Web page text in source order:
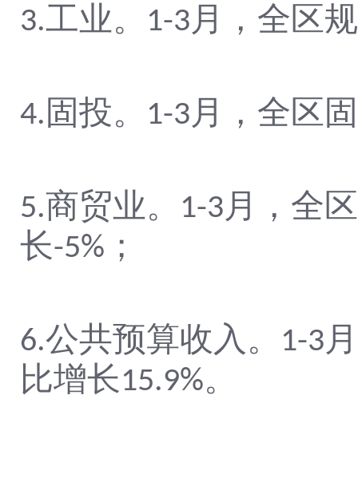
3.工业。 1-3 月，全区
4. 固投。 1-3 月，全区
5.商贸业。 1-3 月，全
长-5% ；
6.公共预算收入。 1-3
比增长15.9%。